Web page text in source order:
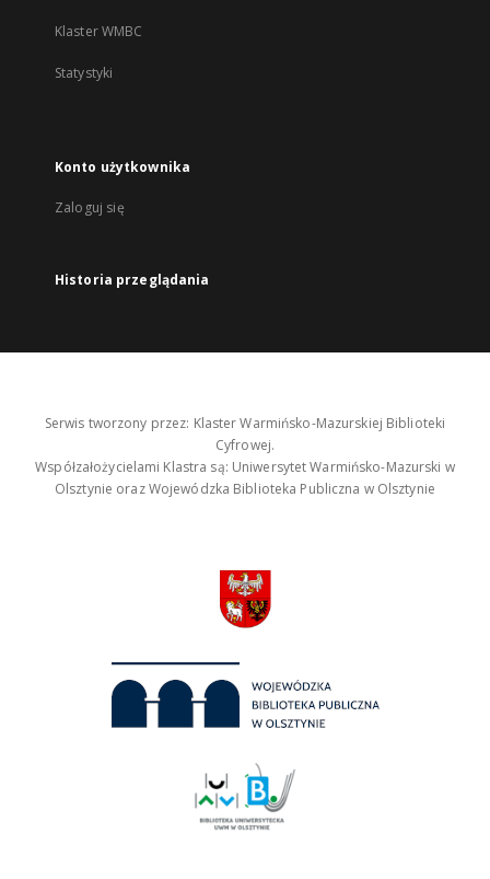
Klaster WMBC
Statystyki
Konto użytkownika
Zaloguj się
Historia przeglądania
Serwis tworzony przez: Klaster Warmińsko-Mazurskiej Biblioteki
Cyfrowej.
Współzałożycielami Klastra są: Uniwersytet Warmińsko-Mazurski w
Olsztynie oraz Wojewódzka Biblioteka Publiczna w Olsztynie